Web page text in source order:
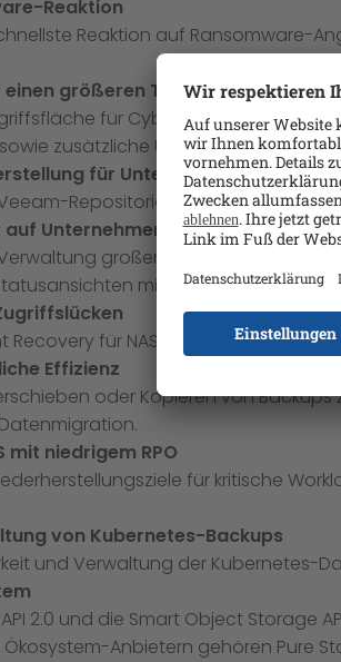
Reaktion
Reaktion auf Ransomware-
größeren Teil des
für Cyber-Bedrohungen in
sowie zusätzliche Unveränderlichkeit
für
Repositories mit dem Plug-in
Unternehmensniveau
großer und komplexer
mit spezifischen SLA-
Recovery für NAS-Backups den
Effizienz
oder Kopieren von
mit niedrigem RPO
für kritische
von Kubernetes-Backups
und Verwaltung der Kubernetes-
2.0 und die Smart Object Storage
Anbietern gehören Pure